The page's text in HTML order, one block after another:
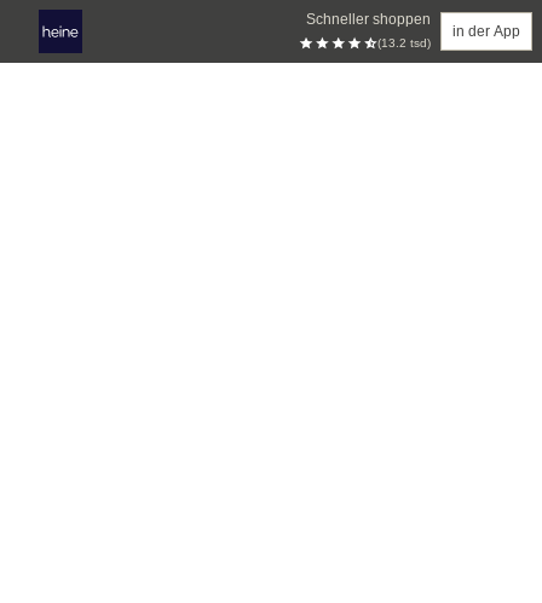
Schneller shoppen
(13.2 tsd)
in der App